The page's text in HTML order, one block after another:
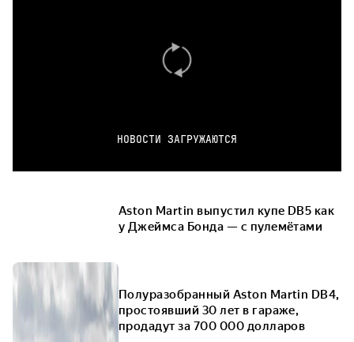
НОВОСТИ ЗАГРУЖАЮТСЯ
Aston Martin выпустил купе DB5 как
у Джеймса Бонда — с пулемётами
Полуразобранный Aston Martin DB4,
простоявший 30 лет в гараже,
продадут за 700 000 долларов